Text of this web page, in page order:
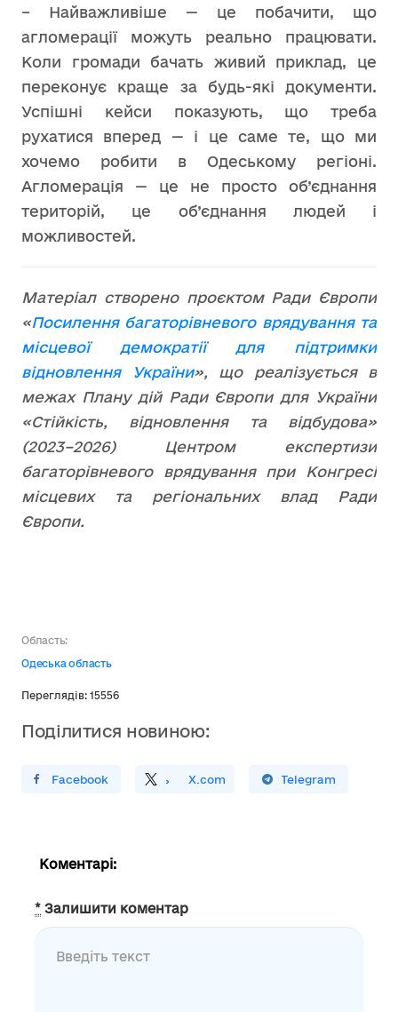
– Найважливіше — це побачити, що
агломерації можуть реально працювати.
Коли громади бачать живий приклад, це
переконує краще за будь-які документи.
Успішні кейси показують, що треба
рухатися вперед — і це саме те, що ми
хочемо робити в Одеському регіоні.
Агломерація — це не просто об’єднання
територій, це об’єднання людей і
можливостей.
Матеріал створено проєктом Ради Європи
«Посилення багаторівневого врядування та
місцевої демократії для підтримки
відновлення України», що реалізується в
межах Плану дій Ради Європи для України
«Стійкість, відновлення та відбудова»
(2023–2026) Центром експертизи
багаторівневого врядування при Конгресі
місцевих та регіональних влад Ради
Європи.
Область:
Одеська область
Переглядів: 15556
Поділитися новиною:
У FacebookПоділитись X.com
Поширити У Telegram
Коментарі:
* Залишити коментар